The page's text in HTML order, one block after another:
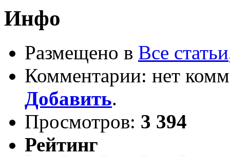
Инфо
Размещено в Все статьи
Комментарии: нет
Добавить.
Просмотров: 3 394
Рейтинг